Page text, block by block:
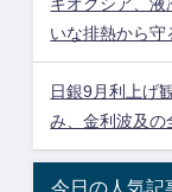
いな排熱から守
日銀9月利上げ
み、金利波及の
今日の人気記